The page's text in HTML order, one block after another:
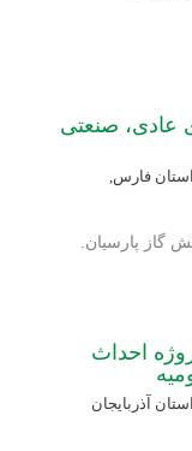
عادی، صنعتی
فارس,
گاز پارسیان.
احداث
آذربایجان